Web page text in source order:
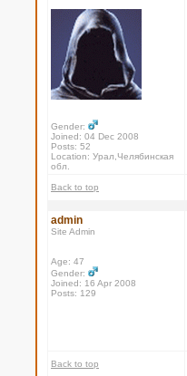
Gender:
Joined: 04 Dec 2008
Posts: 52
Location: Урал,Челябинская
обл.
Back to top
admin
Site Admin
Age: 47
Gender:
Joined: 16 Apr 2008
Posts: 129
Back to top